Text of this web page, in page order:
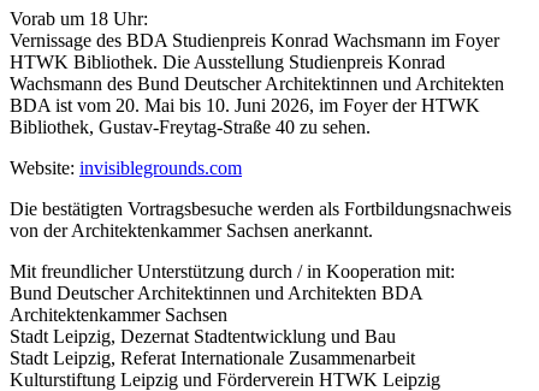
Vorab um 18 Uhr:
Vernissage des BDA Studienpreis Konrad Wachsmann im Foyer
HTWK Bibliothek. Die Ausstellung Studienpreis Konrad
Wachsmann des Bund Deutscher Architektinnen und Architekten
BDA ist vom 20. Mai bis 10. Juni 2026, im Foyer der HTWK
Bibliothek, Gustav-Freytag-Straße 40 zu sehen.
Website: invisiblegrounds.com
Die bestätigten Vortragsbesuche werden als Fortbildungsnachweis
von der Architektenkammer Sachsen anerkannt.
Mit freundlicher Unterstützung durch / in Kooperation mit:
Bund Deutscher Architektinnen und Architekten BDA
Architektenkammer Sachsen
Stadt Leipzig, Dezernat Stadtentwicklung und Bau
Stadt Leipzig, Referat Internationale Zusammenarbeit
Kulturstiftung Leipzig und Förderverein HTWK Leipzig